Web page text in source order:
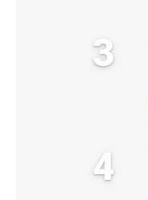
3
4